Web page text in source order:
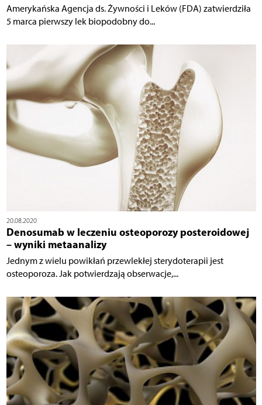
Amerykańska Agencja ds. Żywności i Leków (FDA) zatwierdziła
5 marca pierwszy lek biopodobny do...
20.08.2020
Denosumab w leczeniu osteoporozy posteroidowej
– wyniki metaanalizy
Jednym z wielu powikłań przewlekłej sterydoterapii jest
osteoporoza. Jak potwierdzają obserwacje,...